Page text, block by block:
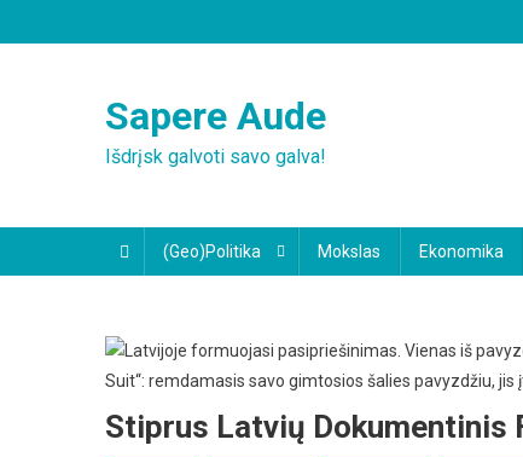
to
Sapere Aude
Išdrįsk galvoti savo galva!
(Geo)Politika Mokslas Ekonomika
Stiprus Latvių Dokumentinis